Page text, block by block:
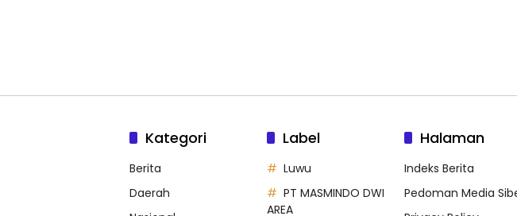
Kategori
Berita
Daerah
Label
Luwu
PT MASMINDO DWI
AREA
Halaman
Indeks Berita
Pedoman Media